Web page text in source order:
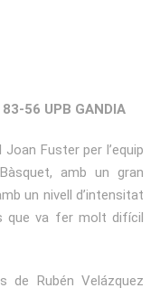
83-56 UPB GANDIA
Fuster per l’equip
amb un gran
un nivell d’intensitat
que va fer molt difícil
de Rubén Velázquez